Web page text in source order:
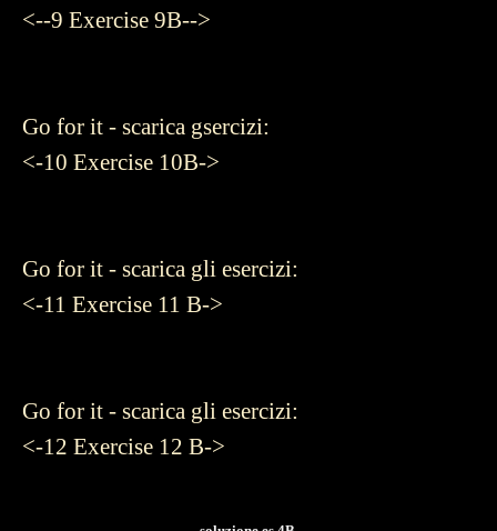
<--9 Exercise 9B-->
Go for it - scarica gsercizi:
<-10 Exercise 10B->
Go for it - scarica gli esercizi:
<-11 Exercise 11 B->
Go for it - scarica gli esercizi:
<-12 Exercise 12 B->